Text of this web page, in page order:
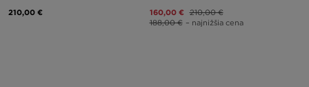
210,00 € 160,00 € 210,00 €
188,00 € – najnižšia cena